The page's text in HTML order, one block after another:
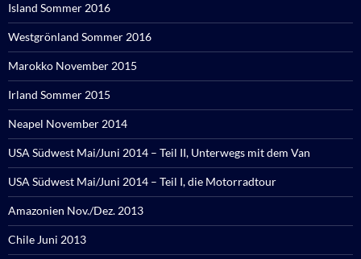
Island Sommer 2016
Westgrönland Sommer 2016
Marokko November 2015
Irland Sommer 2015
Neapel November 2014
USA Südwest Mai/Juni 2014 – Teil II, Unterwegs mit dem Van
USA Südwest Mai/Juni 2014 – Teil I, die Motorradtour
Amazonien Nov./Dez. 2013
Chile Juni 2013